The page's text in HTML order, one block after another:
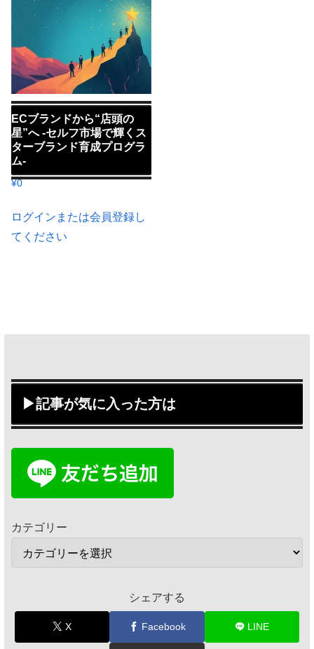
ECブランドから“店頭の
星”へ -セルフ市場で輝くス
ターブランド育成プログラ
ム-
¥0
ログインまたは会員登録し
てください
▶記事が気に入った方は
カテゴリー
シェアする
X Facebook LINE